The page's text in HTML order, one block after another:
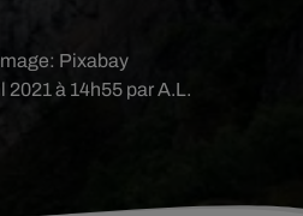
2021 à 14h55 par A.L.
Pixabay